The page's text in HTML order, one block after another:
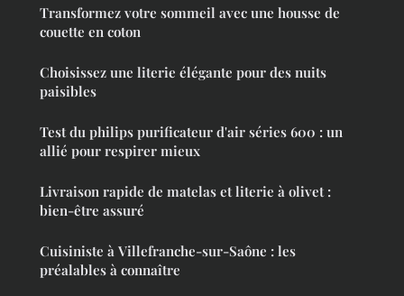
Transformez votre sommeil avec une housse de
couette en coton
Choisissez une literie élégante pour des nuits
paisibles
Test du philips purificateur d'air séries 600 : un
allié pour respirer mieux
Livraison rapide de matelas et literie à olivet :
bien-être assuré
Cuisiniste à Villefranche-sur-Saône : les
préalables à connaître